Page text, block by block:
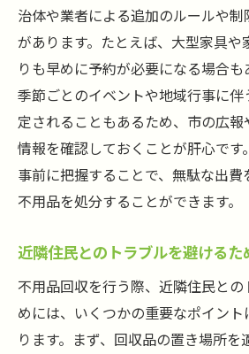
治体や業者による追加のルールや制
があります。たとえば、大型家具や
りも早めに予約が必要になる場合も
季節ごとのイベントや地域行事に
定されることもあるため、市の広
情報を確認しておくことが肝心です
事前に把握することで、無駄な出費
不用品を処分することができます。
近隣住民とのトラブルを避けるた
不用品回収を行う際、近隣住民と
めには、いくつかの重要なポイン
ります。まず、回収品の置き場所を